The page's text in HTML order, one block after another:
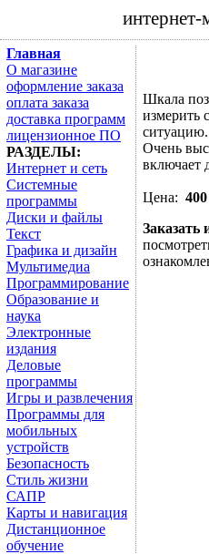
Главная
О магазине
оформление заказа
оплата заказа
доставка программ
лицензионное ПО
РАЗДЕЛЫ:
Интернет и сеть
Системные
программы
Диски и файлы
Текст
Графика и дизайн
Мультимедиа
Программирование
Образование и
наука
Электронные
издания
Деловые
программы
Игры и развлечения
Программы для
мобильных
устройств
Безопасность
Стиль жизни
САПР
Карты и навигация
Дистанционное
обучение
Шкала
измерить
ситуацию.
Очень
включает
Цена: 400
Заказать